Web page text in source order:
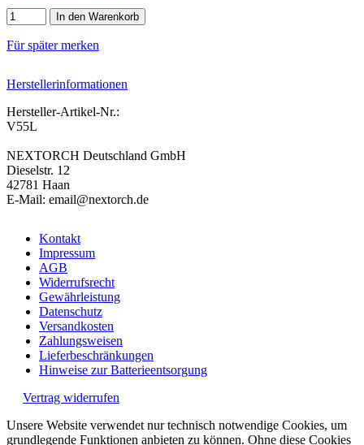
In den Warenkorb
Für später merken
Herstellerinformationen
Hersteller-Artikel-Nr.:
V55L
NEXTORCH Deutschland GmbH
Dieselstr. 12
42781 Haan
E-Mail: email@nextorch.de
Kontakt
Impressum
AGB
Widerrufsrecht
Gewährleistung
Datenschutz
Versandkosten
Zahlungsweisen
Lieferbeschränkungen
Hinweise zur Batterieentsorgung
Vertrag widerrufen
Unsere Website verwendet nur technisch notwendige Cookies, um
grundlegende Funktionen anbieten zu können. Ohne diese Cookies